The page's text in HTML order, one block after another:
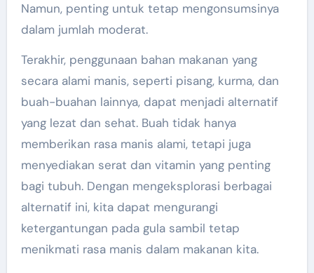
Namun, penting untuk tetap mengonsumsinya
dalam jumlah moderat.
Terakhir, penggunaan bahan makanan yang
secara alami manis, seperti pisang, kurma, dan
buah-buahan lainnya, dapat menjadi alternatif
yang lezat dan sehat. Buah tidak hanya
memberikan rasa manis alami, tetapi juga
menyediakan serat dan vitamin yang penting
bagi tubuh. Dengan mengeksplorasi berbagai
alternatif ini, kita dapat mengurangi
ketergantungan pada gula sambil tetap
menikmati rasa manis dalam makanan kita.